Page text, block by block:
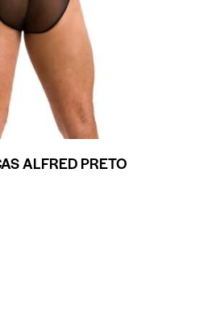
ALFRED PRETO